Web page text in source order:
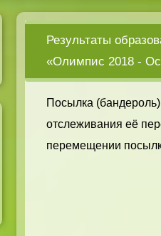
Результаты
«Олимпис 2018 -
Посылка
отслеживания её
перемещении